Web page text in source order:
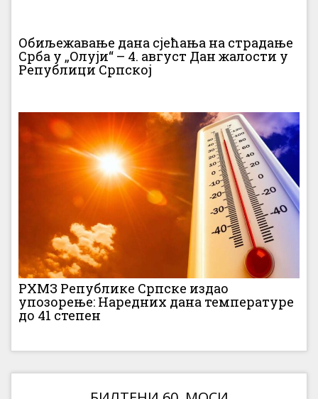
Обиљежавање дана сјећања на страдање
Срба у „Олуји“ – 4. август Дан жалости у
Републици Српској
РХМЗ Републике Српске издао
упозорење: Наредних дана температуре
до 41 степен